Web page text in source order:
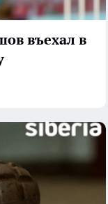
въехал в